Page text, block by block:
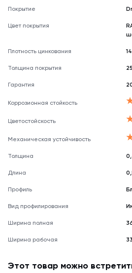
Покрытие
Цвет покрытия
Плотность цинкования
Толщина покрытия
Гарантия
Коррозионная стойкость
Цветостойскость
Механическая устойчивость
Толщина
Длина
Профиль
Вид профилирования
Ширина полная
Ширина рабочая
Этот товар можно